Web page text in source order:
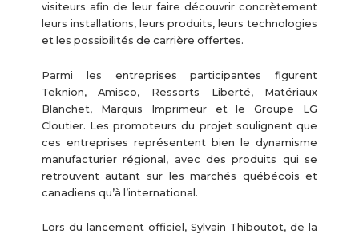
visiteurs afin de leur faire découvrir concrètement
leurs installations, leurs produits, leurs technologies
et les possibilités de carrière offertes.
Parmi les entreprises participantes figurent
Teknion, Amisco, Ressorts Liberté, Matériaux
Blanchet, Marquis Imprimeur et le Groupe LG
Cloutier. Les promoteurs du projet soulignent que
ces entreprises représentent bien le dynamisme
manufacturier régional, avec des produits qui se
retrouvent autant sur les marchés québécois et
canadiens qu’à l’international.
Lors du lancement officiel, Sylvain Thiboutot, de la